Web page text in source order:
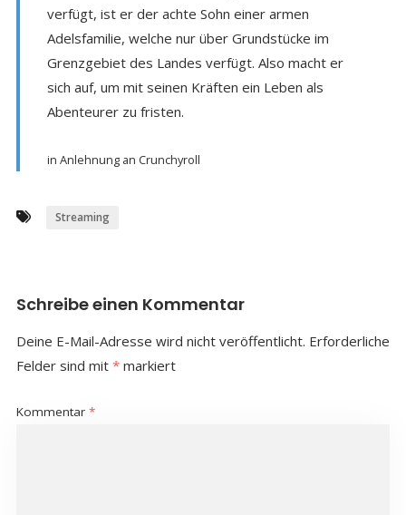
verfügt, ist er der achte Sohn einer armen
Adelsfamilie, welche nur über Grundstücke im
Grenzgebiet des Landes verfügt. Also macht er
sich auf, um mit seinen Kräften ein Leben als
Abenteurer zu fristen.
in Anlehnung an Crunchyroll
Streaming
Schreibe einen Kommentar
Deine E-Mail-Adresse wird nicht veröffentlicht. Erforderliche
Felder sind mit *markiert
Kommentar *